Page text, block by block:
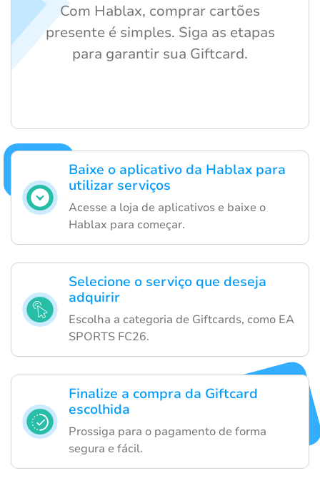
Baixe o aplicativo da Hablax para
utilizar serviços
Acesse a loja de aplicativos e baixe o
Hablax para começar.
Selecione o serviço que deseja
adquirir
Escolha a categoria de Giftcards, como EA
SPORTS FC26.
Finalize a compra da Giftcard
escolhida
Prossiga para o pagamento de forma
segura e fácil.
Com Hablax, comprar cartões
presente é simples. Siga as etapas
para garantir sua Giftcard.